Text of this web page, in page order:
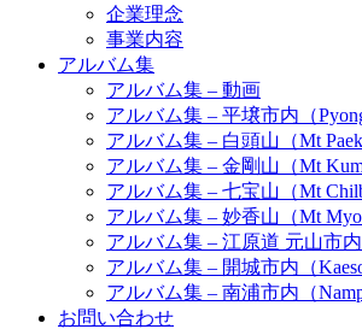
企業理念
事業内容
アルバム集
アルバム集 – 動画
アルバム集 – 平壌市内（
アルバム集 – 白頭山（Mt
アルバム集 – 金剛山（Mt
アルバム集 – 七宝山（Mt
アルバム集 – 妙香山（Mt
アルバム集 – 江原道 元山市内
アルバム集 – 開城市内（
アルバム集 – 南浦市内（
お問い合わせ